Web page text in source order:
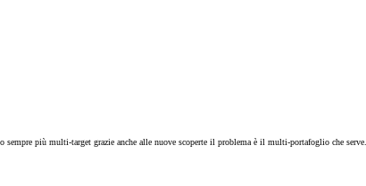
più multi-target grazie anche alle nuove scoperte il problema è il multi-portafoglio che serve..